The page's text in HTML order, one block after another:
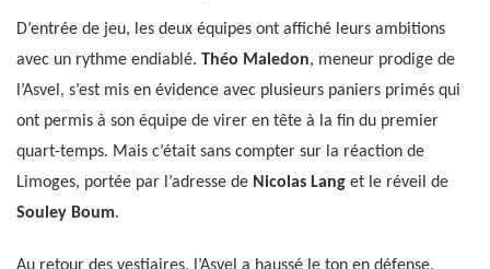
D’entrée de jeu, les deux équipes ont affiché leurs ambitions
avec un rythme endiablé. Théo Maledon, meneur prodige de
l’Asvel, s’est mis en évidence avec plusieurs paniers primés qui
ont permis à son équipe de virer en tête à la fin du premier
quart-temps. Mais c’était sans compter sur la réaction de
Limoges, portée par l’adresse de Nicolas Lang et le réveil de
Souley Boum.